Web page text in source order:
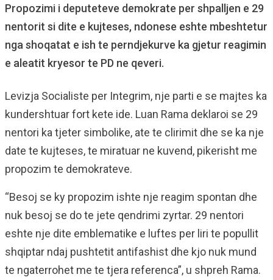
Propozimi i deputeteve demokrate per shpalljen e 29
nentorit si dite e kujteses, ndonese eshte mbeshtetur
nga shoqatat e ish te perndjekurve ka gjetur reagimin
e aleatit kryesor te PD ne qeveri.
Levizja Socialiste per Integrim, nje parti e se majtes ka
kundershtuar fort kete ide. Luan Rama deklaroi se 29
nentori ka tjeter simbolike, ate te clirimit dhe se ka nje
date te kujteses, te miratuar ne kuvend, pikerisht me
propozim te demokrateve.
“Besoj se ky propozim ishte nje reagim spontan dhe
nuk besoj se do te jete qendrimi zyrtar. 29 nentori
eshte nje dite emblematike e luftes per liri te popullit
shqiptar ndaj pushtetit antifashist dhe kjo nuk mund
te ngaterrohet me te tjera referenca”, u shpreh Rama.